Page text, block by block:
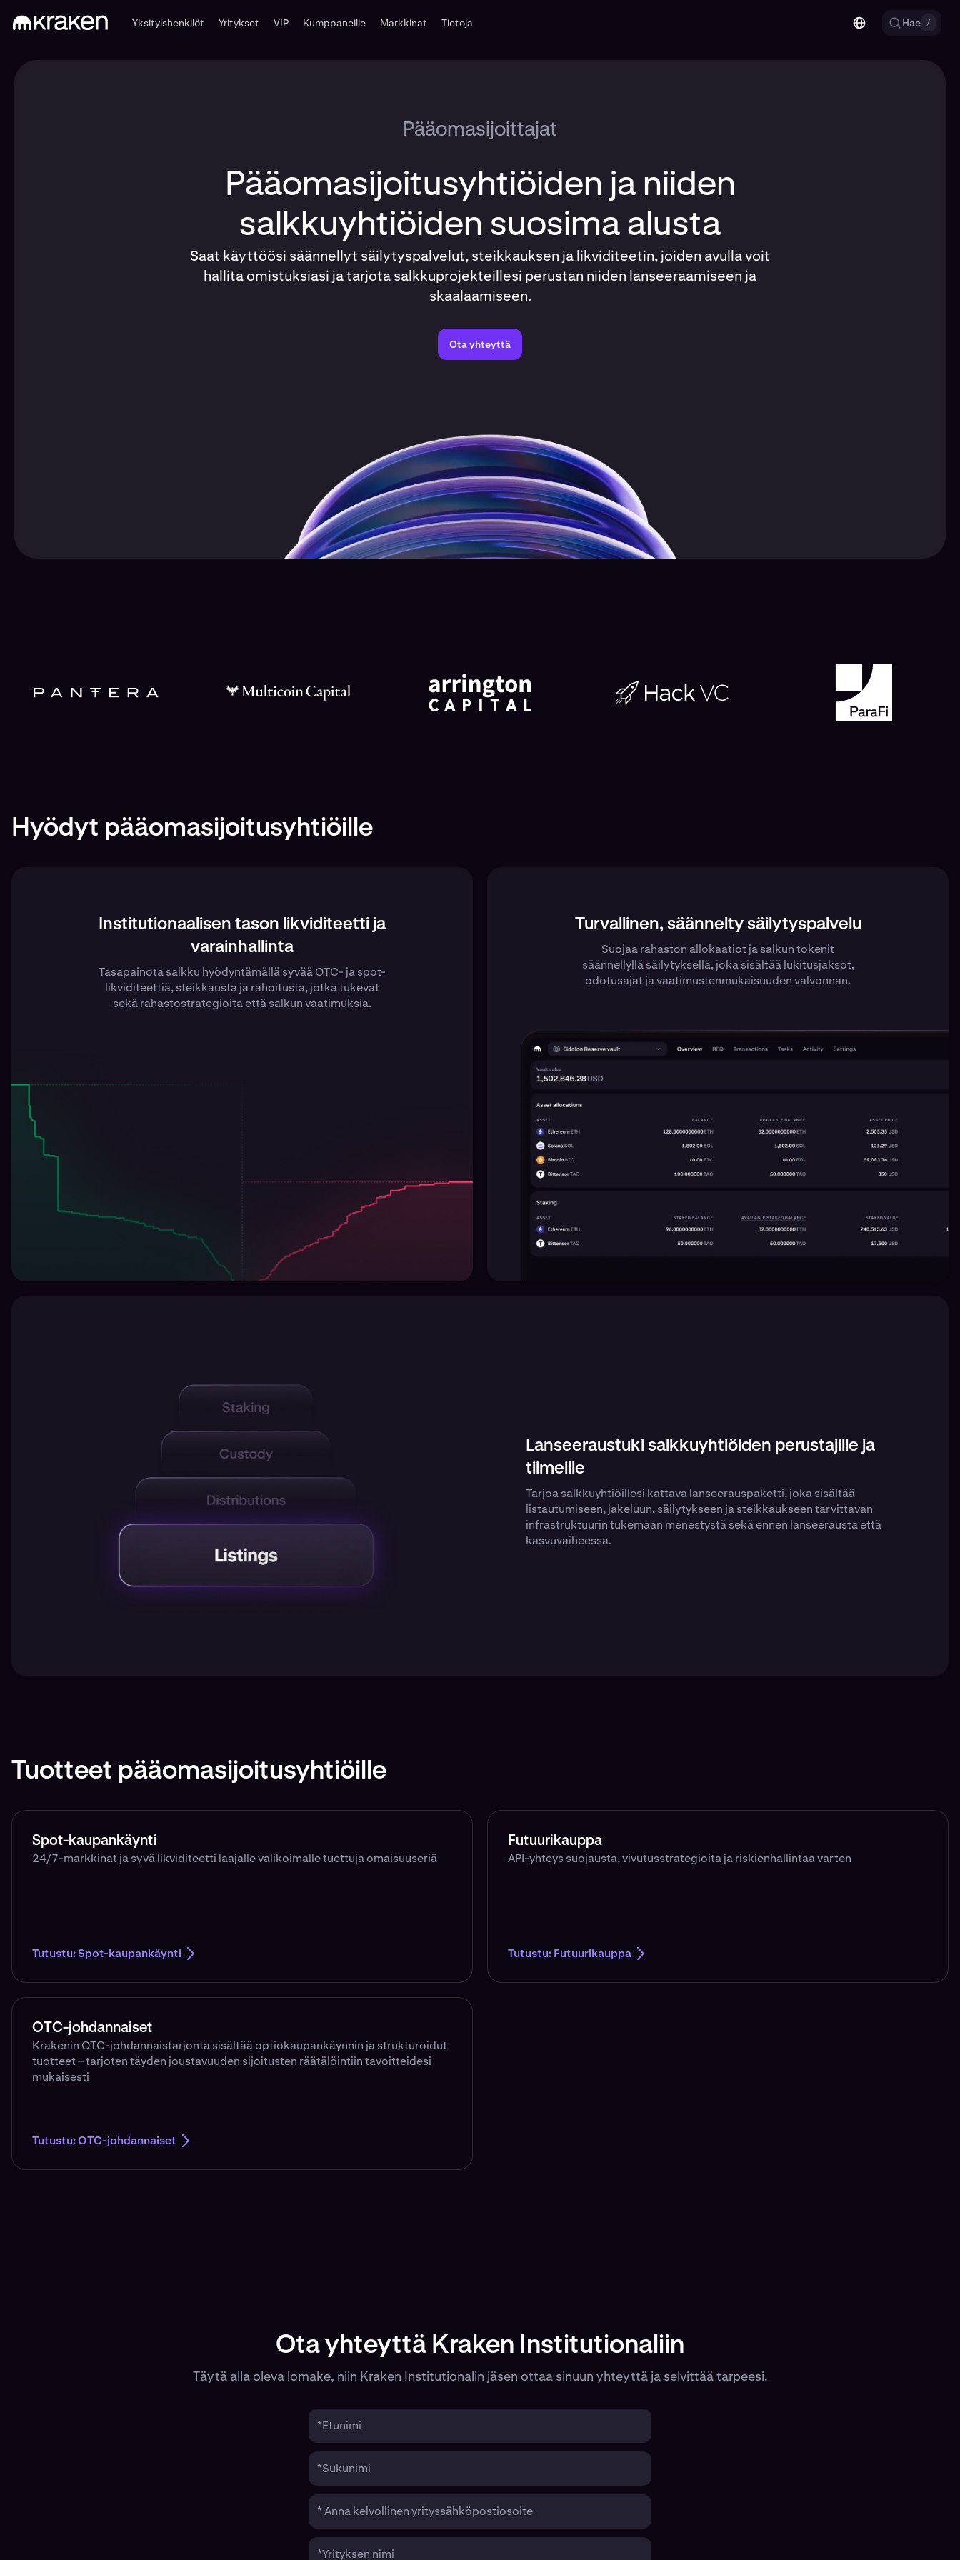
Yksityishenkilöt Yritykset VIP Kumppaneille Markkinat Tietoja Hae /
Pääomasijoittajat
Pääomasijoitusyhtiöiden ja niiden
salkkuyhtiöiden suosima alusta
Saat käyttöösi säännellyt säilytyspalvelut, steikkauksen ja likviditeetin, joiden avulla voit
hallita omistuksiasi ja tarjota salkkuprojekteillesi perustan niiden lanseeraamiseen ja
skaalaamiseen.
Ota yhteyttä
Hyödyt pääomasijoitusyhtiöille
Institutionaalisen tason likviditeetti ja
varainhallinta
Tasapainota salkku hyödyntämällä syvää OTC- ja spot-
likviditeettiä, steikkausta ja rahoitusta, jotka tukevat
sekä rahastostrategioita että salkun vaatimuksia.
Turvallinen, säännelty säilytyspalvelu
Suojaa rahaston allokaatiot ja salkun tokenit
säännellyllä säilytyksellä, joka sisältää lukitusjaksot,
odotusajat ja vaatimustenmukaisuuden valvonnan.
Lanseeraustuki salkkuyhtiöiden perustajille ja
tiimeille
Tarjoa salkkuyhtiöillesi kattava lanseerauspaketti, joka sisältää
listautumiseen, jakeluun, säilytykseen ja steikkaukseen tarvittavan
infrastruktuurin tukemaan menestystä sekä ennen lanseerausta että
kasvuvaiheessa.
Tuotteet pääomasijoitusyhtiöille
Spot-kaupankäynti
24/7-markkinat ja syvä likviditeetti laajalle valikoimalle tuettuja omaisuuseriä
Tutustu: Spot-kaupankäynti
Futuurikauppa
API-yhteys suojausta, vivutusstrategioita ja riskienhallintaa varten
Tutustu: Futuurikauppa
OTC-johdannaiset
Krakenin OTC-johdannaistarjonta sisältää optiokaupankäynnin ja strukturoidut
tuotteet – tarjoten täyden joustavuuden sijoitusten räätälöintiin tavoitteidesi
mukaisesti
Tutustu: OTC-johdannaiset
Ota yhteyttä Kraken Institutionaliin
Täytä alla oleva lomake, niin Kraken Institutionalin jäsen ottaa sinuun yhteyttä ja selvittää tarpeesi.
*Etunimi
*Sukunimi
* Anna kelvollinen yrityssähköpostiosoite
*Yrityksen nimi